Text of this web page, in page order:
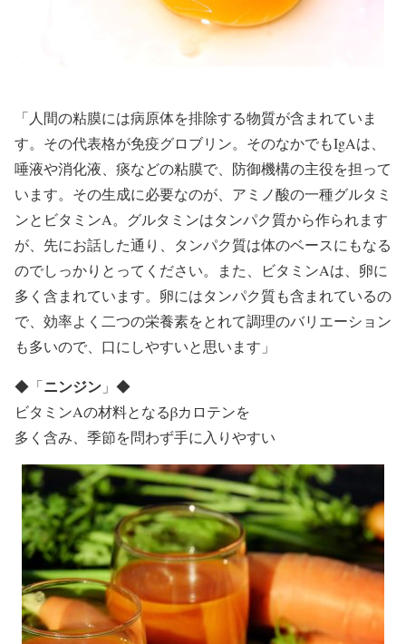
「人間の粘膜には病原体を排除する物質が含まれていま
す。その代表格が免疫グロブリン。そのなかでもIgAは、
唾液や消化液、痰などの粘膜で、防御機構の主役を担って
います。その生成に必要なのが、アミノ酸の一種グルタミ
ンとビタミンA。グルタミンはタンパク質から作られます
が、先にお話した通り、タンパク質は体のベースにもなる
のでしっかりとってください。また、ビタミンAは、卵に
多く含まれています。卵にはタンパク質も含まれているの
で、効率よく二つの栄養素をとれて調理のバリエーション
も多いので、口にしやすいと思います」
◆ 「ニンジン 」 ◆
ビタミンAの材料となるβカロテンを
多く含み、季節を問わず手に入りやすい